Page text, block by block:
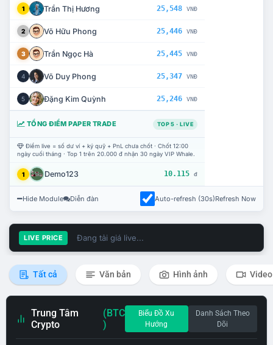
1 Trần Thị Hương 25,548 VNĐ
2 Võ Hữu Phong 25,446 VNĐ
3 Trần Ngọc Hà 25,445 VNĐ
4 Võ Duy Phong 25,347 VNĐ
5 Đặng Kim Quỳnh 25,246 VNĐ
TỔNG ĐIỂM PAPER TRADE TOP 5 · LIVE
Điểm live = số dư ví + ký quỹ + PnL chưa chốt · Chốt 12:00
ngày cuối tháng · Top 1 trên 20.000 đ nhận 30 ngày VIP Whale.
1 Demo123 10.115 đ
Hide Module Diễn đàn Auto-refresh (30s)Refresh Now
LIVE PRICE Đang tải giá live...
Tất cả Văn bản Hình ảnh Video
Trung Tâm
Crypto
(BTC
)
Biểu Đồ Xu
Hướng
Danh Sách Theo
Dõi